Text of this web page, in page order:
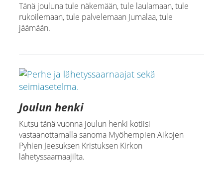
Tänä jouluna tule näkemään, tule laulamaan, tule
rukoilemaan, tule palvelemaan Jumalaa, tule
jäämään.
Joulun henki
Kutsu tänä vuonna joulun henki kotiisi
vastaanottamalla sanoma Myöhempien Aikojen
Pyhien Jeesuksen Kristuksen Kirkon
lähetyssaarnaajilta.